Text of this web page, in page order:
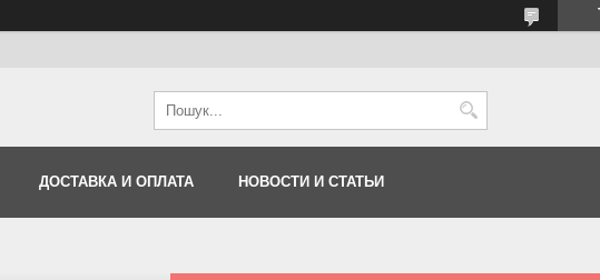
ДОСТАВКА И ОПЛАТА НОВОСТИ И СТАТЬИ